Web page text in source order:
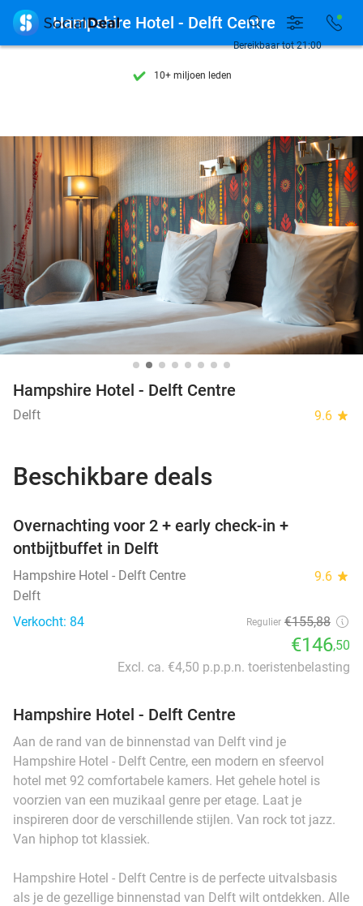
7 dagen per week beschikbaar
10+ miljoen leden
7 dagen per week beschikbaar
10+ miljoen leden
Bereikbaar tot 21:00
 Hampshire Hotel - Delft Centre
Hampshire Hotel - Delft Centre
Delft 9.6 star
Beschikbare deals
Overnachting voor 2 + early check-in +
ontbijtbuffet in Delft
Hampshire Hotel - Delft Centre 9.6 star
Delft
Verkocht: 84
Regulier €155,88
€146,50
Excl. ca. €4,50 p.p.p.n. toeristenbelasting
Hampshire Hotel - Delft Centre
Aan de rand van de binnenstad van Delft vind je
Hampshire Hotel - Delft Centre, een modern en sfeervol
hotel met 92 comfortabele kamers. Het gehele hotel is
voorzien van een muzikaal genre per etage. Laat je
inspireren door de verschillende stijlen. Van rock tot jazz.
Van hiphop tot klassiek.
Hampshire Hotel - Delft Centre is de perfecte uitvalsbasis
als je de gezellige binnenstad van Delft wilt ontdekken. Alle